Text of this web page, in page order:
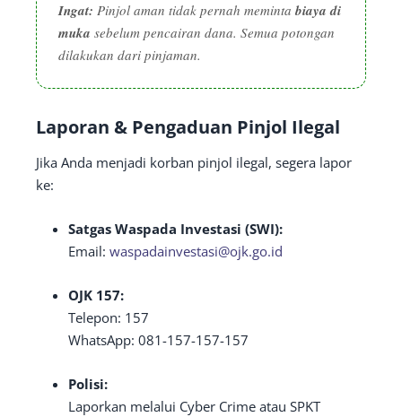
Ingat: Pinjol aman tidak pernah meminta biaya di
muka sebelum pencairan dana. Semua potongan
dilakukan dari pinjaman.
Laporan & Pengaduan Pinjol Ilegal
Jika Anda menjadi korban pinjol ilegal, segera lapor
ke:
Satgas Waspada Investasi (SWI):
Email: waspadainvestasi@ojk.go.id
OJK 157:
Telepon: 157
WhatsApp: 081-157-157-157
Polisi:
Laporkan melalui Cyber Crime atau SPKT